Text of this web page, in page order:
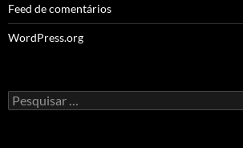
Feed de comentários
WordPress.org
Pesquisar
por: